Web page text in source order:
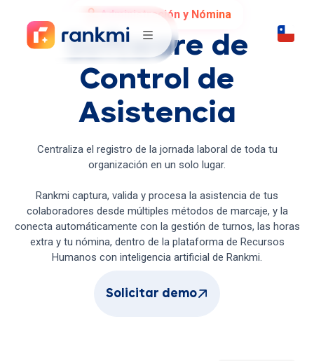
Administración y Nómina
Software de
Control de
Asistencia
Centraliza el registro de la jornada laboral de toda tu
organización en un solo lugar.
Rankmi captura, valida y procesa la asistencia de tus
colaboradores desde múltiples métodos de marcaje, y la
conecta automáticamente con la gestión de turnos, las horas
extra y tu nómina, dentro de la plataforma de Recursos
Humanos con inteligencia artificial de Rankmi.
Solicitar demo